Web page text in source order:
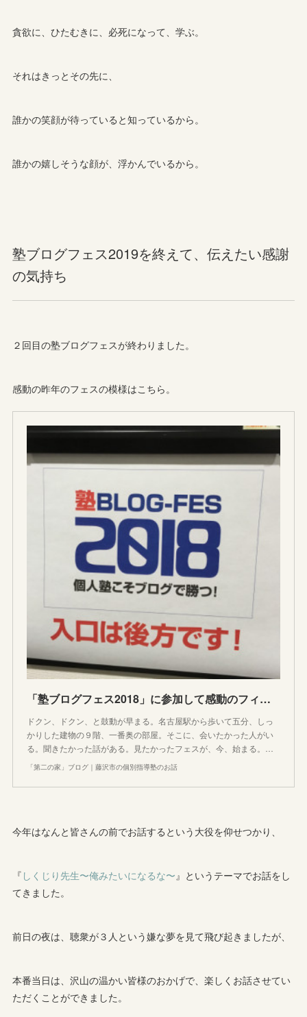
貪欲に、ひたむきに、必死になって、学ぶ。
それはきっとその先に、
誰かの笑顔が待っていると知っているから。
誰かの嬉しそうな顔が、浮かんでいるから。
塾ブログフェス2019を終えて、伝えたい感謝
の気持ち
２回目の塾ブログフェスが終わりました。
感動の昨年のフェスの模様はこちら。
「塾ブログフェス2018」に参加して感動のフィナーレを迎えた件
ドクン、ドクン、と鼓動が早まる。名古屋駅から歩いて五分、しっ
かりした建物の９階、一番奥の部屋。そこに、会いたかった人がい
る。聞きたかった話がある。見たかったフェスが、今、始まる。…
「第二の家」ブログ｜藤沢市の個別指導塾のお話
今年はなんと皆さんの前でお話するという大役を仰せつかり、
『 しくじり先生〜俺みたいになるな〜 』というテーマでお話をし
てきました。
前日の夜は、聴衆が３人という嫌な夢を見て飛び起きましたが、
本番当日は、沢山の温かい皆様のおかげで、楽しくお話させてい
ただくことができました。